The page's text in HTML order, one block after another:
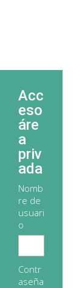
Acc
eso
áre
a
priv
ada
Nomb
re de
usuari
o
Contr
aseña